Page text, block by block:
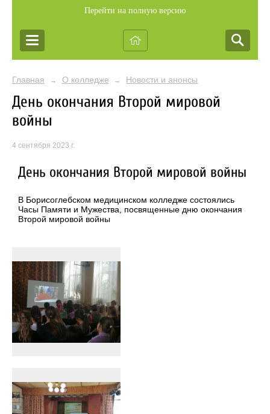
Перейти на полную версию
Главная → О колледже → Новости и анонсы
День окончания Второй мировой
войны
4 сентября 2023 г.
День окончания Второй мировой войны
В Борисоглебском медицинском колледже состоялись
Часы Памяти и Мужества, посвященные дню окончания
Второй мировой войны